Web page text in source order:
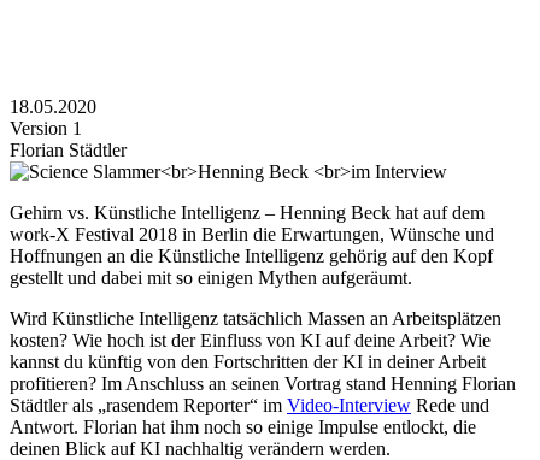
18.05.2020
Version 1
Florian Städtler
Gehirn vs. Künstliche Intelligenz – Henning Beck hat auf dem
work-X Festival 2018 in Berlin die Erwartungen, Wünsche und
Hoffnungen an die Künstliche Intelligenz gehörig auf den Kopf
gestellt und dabei mit so einigen Mythen aufgeräumt.
Wird Künstliche Intelligenz tatsächlich Massen an Arbeitsplätzen
kosten? Wie hoch ist der Einfluss von KI auf deine Arbeit? Wie
kannst du künftig von den Fortschritten der KI in deiner Arbeit
profitieren? Im Anschluss an seinen Vortrag stand Henning Florian
Städtler als „rasendem Reporter“ im Video-Interview Rede und
Antwort. Florian hat ihm noch so einige Impulse entlockt, die
deinen Blick auf KI nachhaltig verändern werden.